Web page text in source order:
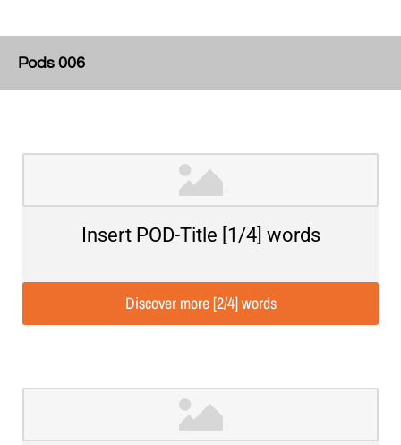
Pods 006
Insert POD-Title [1/4] words
Discover more [2/4] words